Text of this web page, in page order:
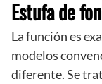
Estufa de
La función es
modelos
diferente. Se